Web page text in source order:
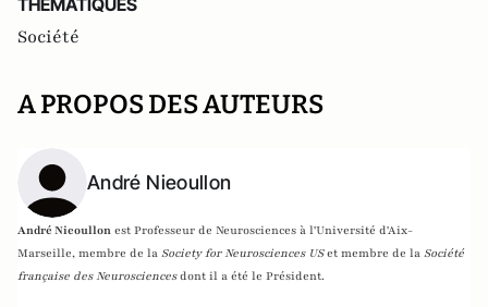
THEMATIQUES
Société
A PROPOS DES AUTEURS
André Nieoullon
André Nieoullon est Professeur de Neurosciences à l'Université d'Aix-
Marseille, membre de la Society for Neurosciences USet membre de la Société
française des Neurosciencesdont il a été le Président.